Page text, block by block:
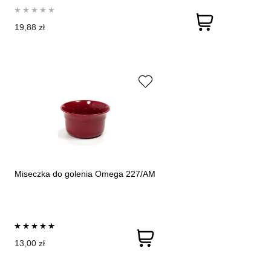
19,88 zł
Miseczka do golenia Omega 227/AM
13,00 zł